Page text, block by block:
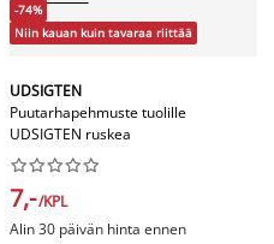
-74%
Niin kauan kuin tavaraa riittää
UDSIGTEN
Puutarhapehmuste tuolille
UDSIGTEN ruskea






7,-/KPL
Alin 30 päivän hinta ennen